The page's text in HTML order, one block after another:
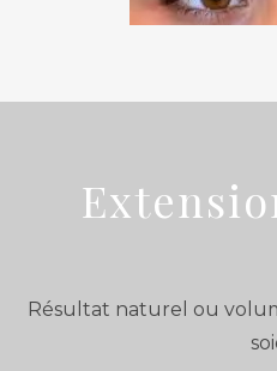
Résultat naturel ou